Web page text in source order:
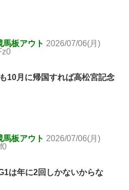
板アウト 2026/07/06(月)
10月に帰国すれば高松宮記念
板アウト 2026/07/06(月)
は年に2回しかないからな